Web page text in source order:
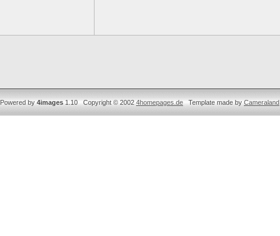
Powered by4images1.10 Copyright © 20024homepages.deTemplate made byCameraland